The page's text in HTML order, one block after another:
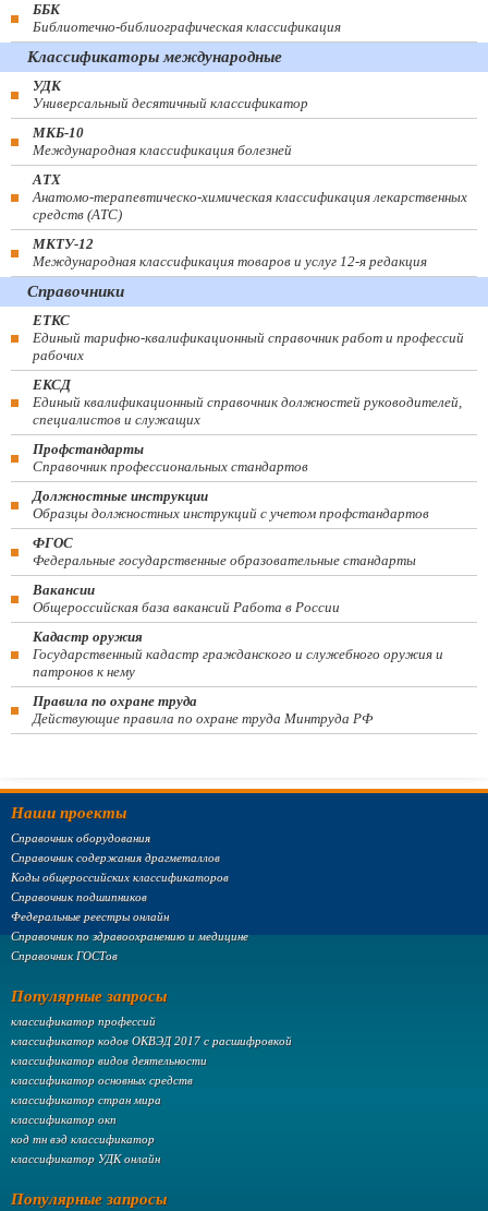
ББК
Библиотечно-библиографическая классификация
Классификаторы международные
УДК
Универсальный десятичный классификатор
МКБ-10
Международная классификация болезней
АТХ
Анатомо-терапевтическо-химическая классификация лекарственных
средств (ATC)
МКТУ-12
Международная классификация товаров и услуг 12-я редакция
Справочники
ЕТКС
Единый тарифно-квалификационный справочник работ и профессий
рабочих
ЕКСД
Единый квалификационный справочник должностей руководителей,
специалистов и служащих
Профстандарты
Справочник профессиональных стандартов
Должностные инструкции
Образцы должностных инструкций с учетом профстандартов
ФГОС
Федеральные государственные образовательные стандарты
Вакансии
Общероссийская база вакансий Работа в России
Кадастр оружия
Государственный кадастр гражданского и служебного оружия и
патронов к нему
Правила по охране труда
Действующие правила по охране труда Минтруда РФ
Наши проекты
Справочник оборудования
Справочник содержания драгметаллов
Коды общероссийских классификаторов
Справочник подшипников
Федеральные реестры онлайн
Справочник по здравоохранению и медицине
Справочник ГОСТов
Популярные запросы
классификатор профессий
классификатор кодов ОКВЭД 2017 с расшифровкой
классификатор видов деятельности
классификатор основных средств
классификатор стран мира
классификатор окп
код тн вэд классификатор
классификатор УДК онлайн
Популярные запросы